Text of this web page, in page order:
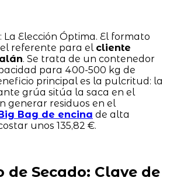
La Elección Óptima. El formato
referente para el cliente
. Se trata de un contenedor
para 400-500 kg de
principal es la pulcritud: la
grúa sitúa la saca en el
generar residuos en el
Bag de encina de alta
unos 135,82 €.
de Secado: Clave de